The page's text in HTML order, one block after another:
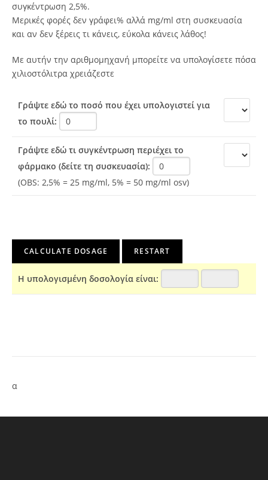
συγκέντρωση 2,5%.
Μερικές φορές δεν γράφει% αλλά mg/ml στη συσκευασία
και αν δεν ξέρεις τι κάνεις, εύκολα κάνεις λάθος!
Με αυτήν την αριθμομηχανή μπορείτε να υπολογίσετε πόσα
χιλιοστόλιτρα χρειάζεστε
Γράψτε εδώ το ποσό που έχει υπολογιστεί για
το πουλί:
Γράψτε εδώ τι συγκέντρωση περιέχει το
φάρμακο (δείτε τη συσκευασία):
(OBS: 2,5% = 25 mg/ml, 5% = 50 mg/ml osv)
Η υπολογισμένη δοσολογία είναι:
α